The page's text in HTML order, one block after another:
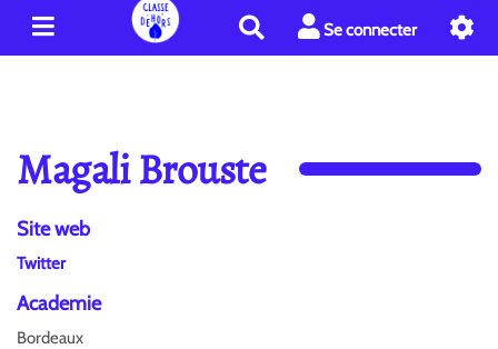
e
c
Se connecter
Magali Brouste
Site web
Twitter
Academie
Bordeaux